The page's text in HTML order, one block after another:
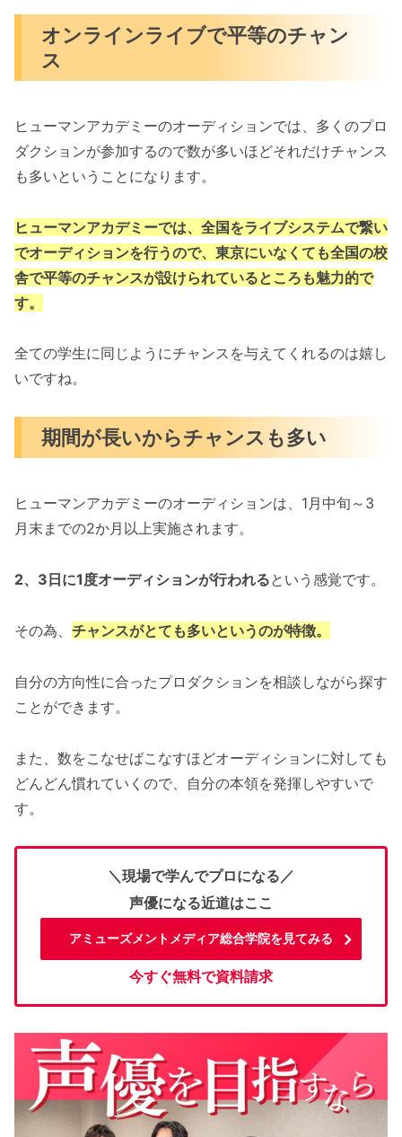
オンラインライブで平等のチャン
ス
ヒューマンアカデミーのオーディションでは、多くのプロ
ダクションが参加するので数が多いほどそれだけチャンス
も多いということになります。
ヒューマンアカデミーでは、全国をライブシステムで繋い
でオーディションを行うので、東京にいなくても全国の校
舎で平等のチャンスが設けられているところも魅力的で
す。
全ての学生に同じようにチャンスを与えてくれるのは嬉し
いですね。
期間が長いからチャンスも多い
ヒューマンアカデミーのオーディションは、1月中旬～3
月末までの2か月以上実施されます。
2、3日に1度オーディションが行われるという感覚です。
その為、 チャンスがとても多いというのが特徴。
自分の方向性に合ったプロダクションを相談しながら探す
ことができます。
また、数をこなせばこなすほどオーディションに対しても
どんどん慣れていくので、自分の本領を発揮しやすいで
す。
＼現場で学んでプロになる／
声優になる近道はここ
アミューズメントメディア総合学院を見てみる
今すぐ無料で資料請求